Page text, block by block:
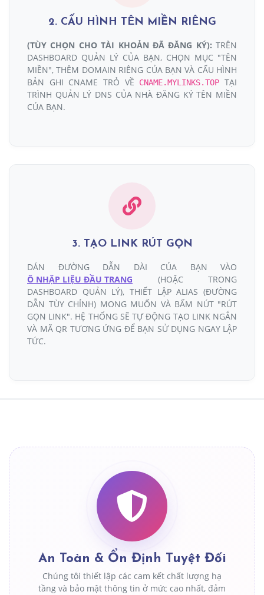
2. CẤU HÌNH TÊN MIỀN RIÊNG
(TÙY CHỌN CHO TÀI KHOẢN ĐÃ ĐĂNG KÝ): TRÊN
DASHBOARD QUẢN LÝ CỦA BẠN, CHỌN MỤC "TÊN
MIỀN", THÊM DOMAIN RIÊNG CỦA BẠN VÀ CẤU HÌNH
BẢN GHI CNAME TRỎ VỀ
CNAME.MYLINKS.TOP TẠI
TRÌNH QUẢN LÝ DNS CỦA NHÀ ĐĂNG KÝ TÊN MIỀN
CỦA BẠN.
3. TẠO LINK RÚT GỌN
DÁN ĐƯỜNG DẪN DÀI CỦA BẠN VÀO
Ô NHẬP LIỆU ĐẦU TRANG (HOẶC TRONG
DASHBOARD QUẢN LÝ), THIẾT LẬP ALIAS (ĐƯỜNG
DẪN TÙY CHỈNH) MONG MUỐN VÀ BẤM NÚT "RÚT
GỌN LINK". HỆ THỐNG SẼ TỰ ĐỘNG TẠO LINK NGẮN
VÀ MÃ QR TƯƠNG ỨNG ĐỂ BẠN SỬ DỤNG NGAY LẬP
TỨC.
An Toàn & Ổn Định Tuyệt Đối
Chúng tôi thiết lập các cam kết chất lượng hạ
tầng và bảo mật thông tin ở mức cao nhất, đảm